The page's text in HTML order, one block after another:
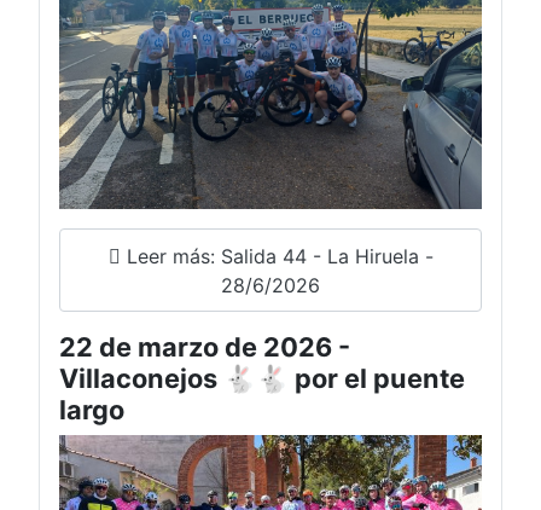
Leer más: Salida 44 - La Hiruela -
28/6/2026
22 de marzo de 2026 -
Villaconejos 🐇🐇 por el puente
largo